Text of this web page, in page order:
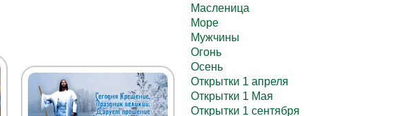
Масленица
Море
Мужчины
Огонь
Осень
Открытки 1 апреля
Открытки 1 Мая
Открытки 1 сентября